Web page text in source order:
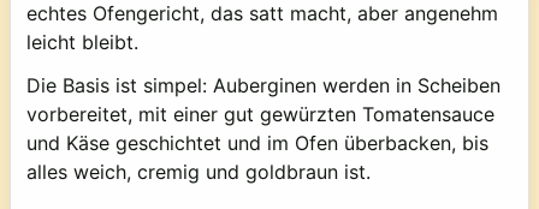
echtes Ofengericht, das satt macht, aber angenehm
leicht bleibt.
Die Basis ist simpel: Auberginen werden in Scheiben
vorbereitet, mit einer gut gewürzten Tomatensauce
und Käse geschichtet und im Ofen überbacken, bis
alles weich, cremig und goldbraun ist.